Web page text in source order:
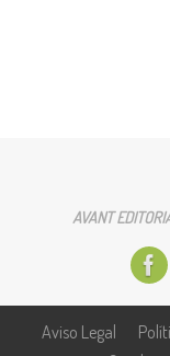
AVANT
Aviso Legal